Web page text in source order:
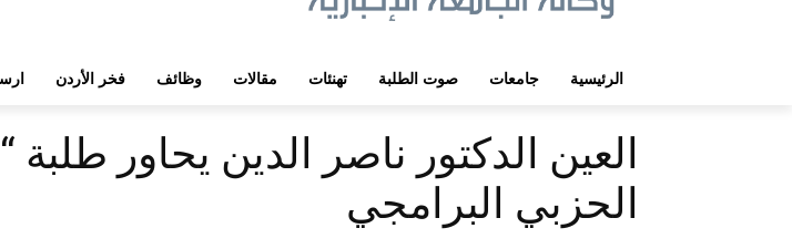
الرئيسية جامعات صوت الطلبة تهنئات مقالات وظائف فخر الأردن
العين الدكتور ناصر الدين يحاور
الحزبي البرامجي